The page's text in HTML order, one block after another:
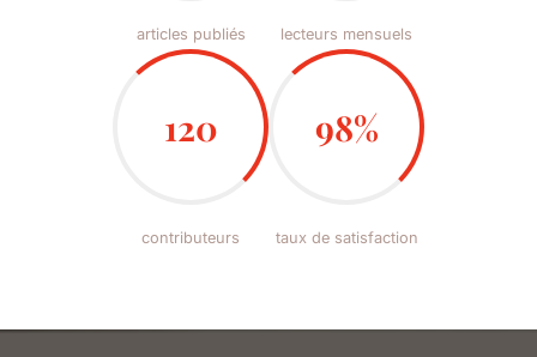
articles publiés lecteurs mensuels
120
contributeurs
98%
taux de satisfaction